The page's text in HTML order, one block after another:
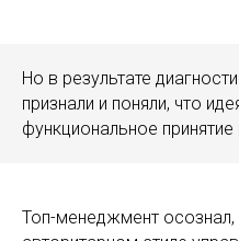
Но в результате
признали и поняли, что
функциональное
Топ-менеджмент осознал,